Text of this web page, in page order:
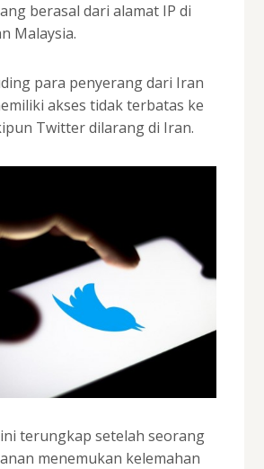
berasal dari alamat IP di
Malaysia.
para penyerang dari Iran
akses tidak terbatas ke
Twitter dilarang di Iran.
terungkap setelah seorang
menemukan kelemahan